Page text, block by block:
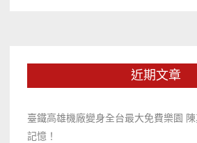
近期文章
臺鐵高雄機廠變身全台最大免費樂園
記憶！